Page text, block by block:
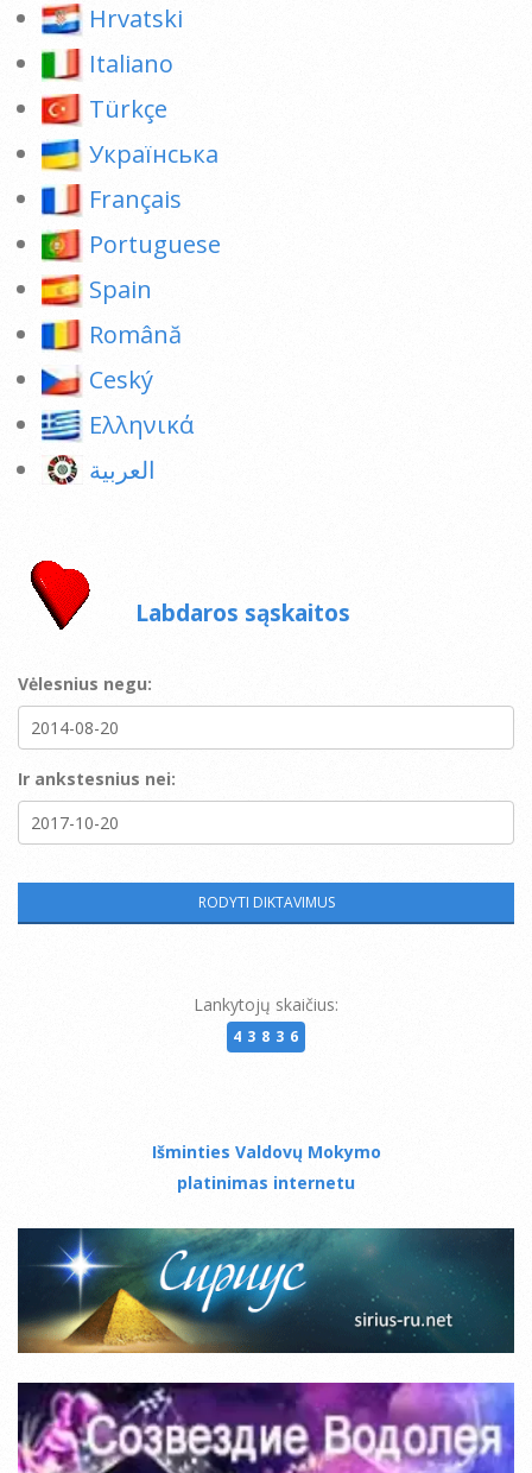
Hrvatski
Italiano
Türkçe
Українська
Français
Portuguese
Spain
Română
Ceský
Ελληνικά
العربية
Labdaros sąskaitos
Vėlesnius negu:
Ir ankstesnius nei:
Lankytojų skaičius:
43836
Išminties Valdovų Mokymo
platinimas internetu